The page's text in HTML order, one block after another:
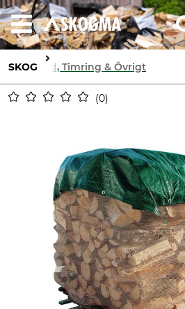
SKOG Ved, Timring & Övrigt
0